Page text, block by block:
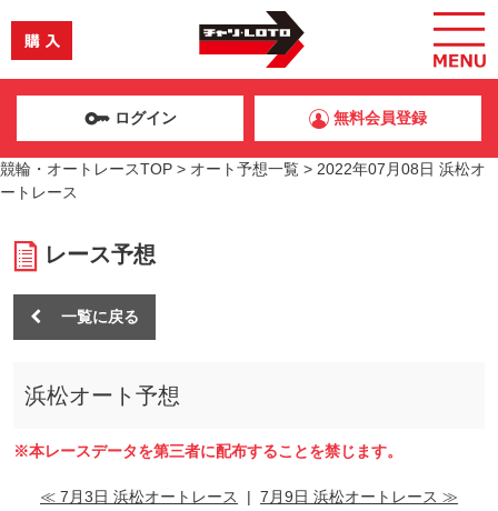
ログイン 無料会員登録
競輪・オートレースTOP > オート予想一覧 > 2022年07月08日 浜松オ
ートレース
レース予想
一覧に戻る
浜松オート予想
※本レースデータを第三者に配布することを禁じます。
≪ 7月3日 浜松オートレース | 7月9日 浜松オートレース ≫